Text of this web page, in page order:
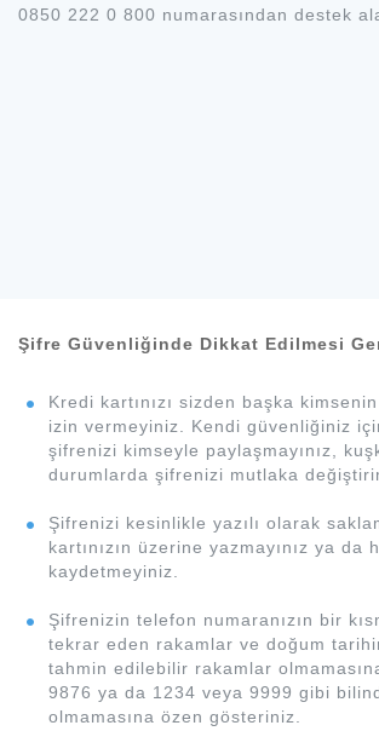
0850 222 0 800 numarasından destek
Şifre Güvenliğinde Dikkat Edilmesi
Kredi kartınızı sizden başka
izin vermeyiniz. Kendi güvenliğiniz
şifrenizi kimseyle paylaşmayınız,
durumlarda şifrenizi mutlaka
Şifrenizi kesinlikle yazılı olarak
kartınızın üzerine yazmayınız ya da
kaydetmeyiniz.
Şifrenizin telefon numaranızın bir
tekrar eden rakamlar ve doğum
tahmin edilebilir rakamlar
9876 ya da 1234 veya 9999 gibi
olmamasına özen gösteriniz.